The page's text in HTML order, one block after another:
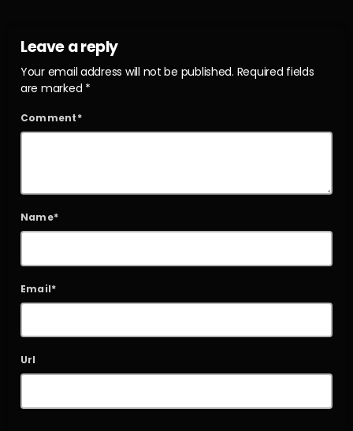
Leave a reply
Your email address will not be published. Required fields
are marked *
Comment*
Name*
Email*
Url